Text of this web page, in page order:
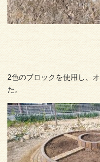
2色のブロックを使用し、
た。